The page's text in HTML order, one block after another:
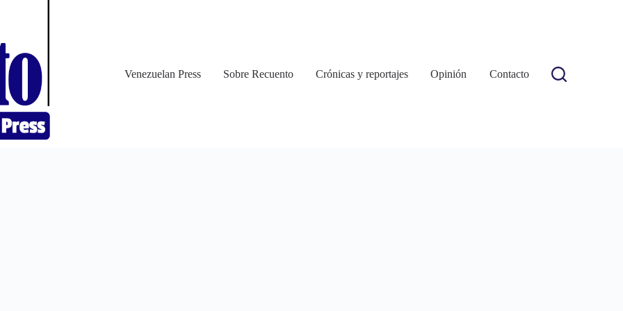
Venezuelan Press Sobre Recuento Crónicas y reportajes Opinión Contacto